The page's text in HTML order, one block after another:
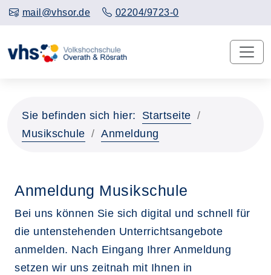
mail@vhsor.de 02204/9723-0
Sie befinden sich hier:
Startseite
Musikschule
Anmeldung
Anmeldung Musikschule
Bei uns können Sie sich digital und schnell für
die untenstehenden Unterrichtsangebote
anmelden. Nach Eingang Ihrer Anmeldung
setzen wir uns zeitnah mit Ihnen in